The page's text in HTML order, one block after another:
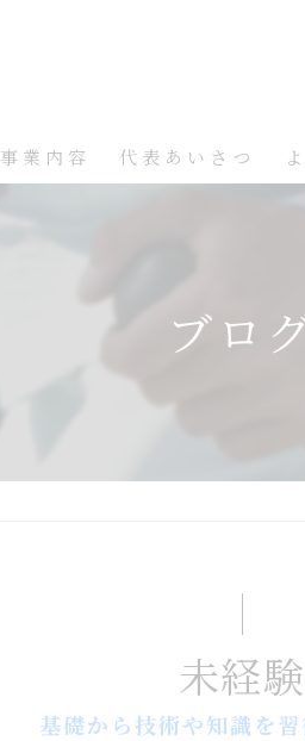
事業内容 代表あいさつ
ブロ
未経験
基礎から技術や知識を